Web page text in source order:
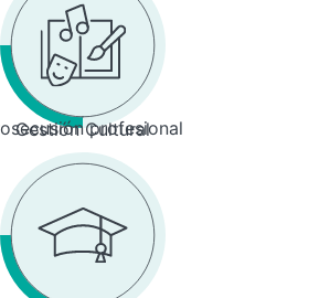
profesional
Gestión Cultural